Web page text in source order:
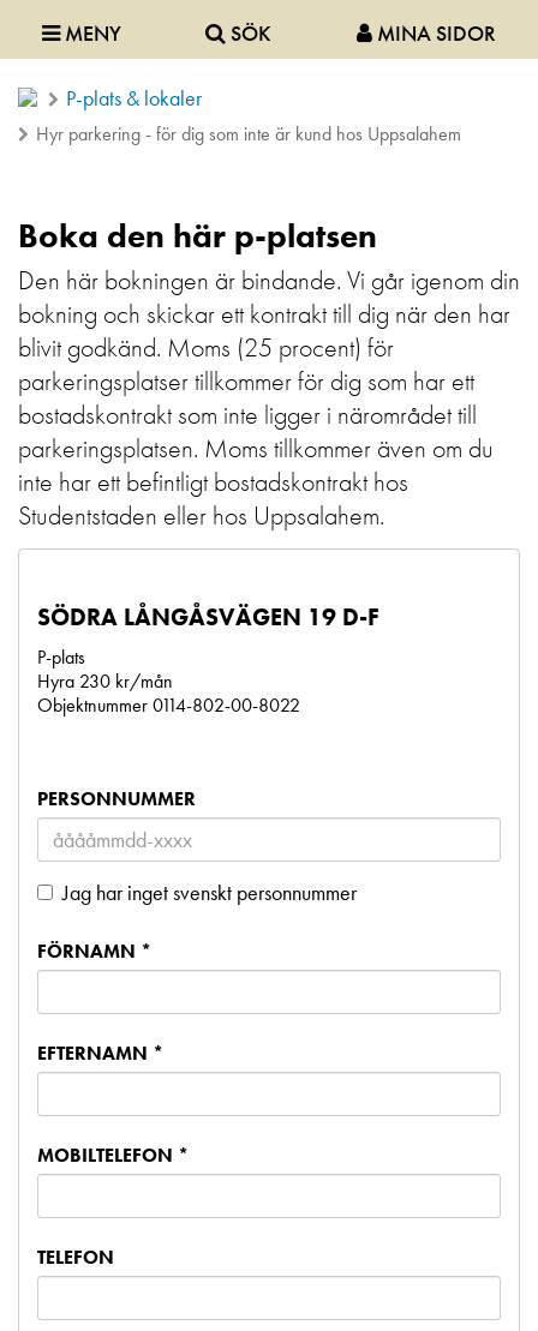
MENY SÖK MINA SIDOR
P-plats & lokaler
Hyr parkering - för dig som inte är kund hos Uppsalahem
Boka den här p-platsen
Den här bokningen är bindande. Vi går igenom din
bokning och skickar ett kontrakt till dig när den har
blivit godkänd. Moms (25 procent) för
parkeringsplatser tillkommer för dig som har ett
bostadskontrakt som inte ligger i närområdet till
parkeringsplatsen. Moms tillkommer även om du
inte har ett befintligt bostadskontrakt hos
Studentstaden eller hos Uppsalahem.
SÖDRA LÅNGÅSVÄGEN 19 D-F
P-plats
Hyra 230 kr/mån
Objektnummer 0114-802-00-8022
PERSONNUMMER
Jag har inget svenskt personnummer
FÖRNAMN *
EFTERNAMN *
MOBILTELEFON *
TELEFON